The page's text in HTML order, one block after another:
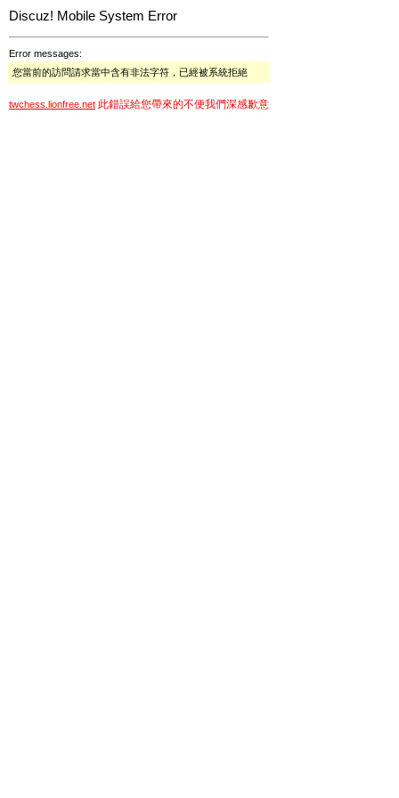
Discuz! Mobile System Error
Error messages:
您當前的訪問請求當中含有非法字符，已經被系統拒絕
twchess.lionfree.net 此錯誤給您帶來的不便我們深感歉意